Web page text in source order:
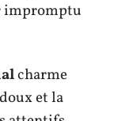
impromptu
charme
et la